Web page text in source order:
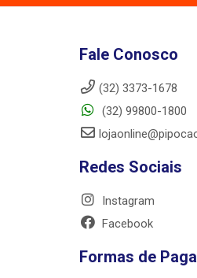
Fale Conosco
(32) 3373-1678
(32) 99800-1800
Redes Sociais
Instagram
Facebook
Formas de